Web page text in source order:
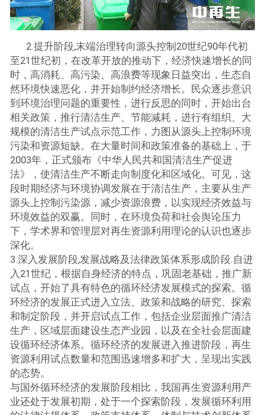
2.提升阶段,末端治理转向源头控制20世纪90年代初
至21世纪初，在改革开放的推动下，经济快速增长的同
时，高消耗、高污染、高浪费等现象日益突出，生态自
然环境快速恶化，并开始制约经济增长。民众逐步意识
到环境治理问题的重要性，进行反思的同时，开始出台
相关政策，推行清洁生产、节能减耗，进行有组织、大
规模的清洁生产试点示范工作，力图从源头上控制环境
污染和资源短缺。在大量时间和政策准备的基础上，于
2003年，正式颁布《中华人民共和国清洁生产促进
法》，使清洁生产不断走向制度化和区域化。可见，这
段时期经济与环境协调发展在于清洁生产，主要从生产
源头上控制污染源，减少资源浪费，以实现经济效益与
环境效益的双赢。同时，在环境负荷和社会舆论压力
下，学术界和管理层对再生资源利用理论的认识也逐步
深化。
3.深入发展阶段,发展战略及法律政策体系形成阶段.自进
入21世纪，根据自身经济的特点，巩固老基础，推广新
试点，开始了具有特色的循环经济发展模式的探索。循
环经济的发展正式进入立法、政策和战略的研究、探索
和制定阶段，并开启试点工作，包括企业层面推广清洁
生产，区域层面建设生态产业园，以及在全社会层面建
设循环经济体系。循环经济的发展进入推进阶段，再生
资源利用试点数量和范围迅速增多和扩大，呈现出实践
的态势。
与国外循环经济的发展阶段相比，我国再生资源利用产
业还处于发展初期，处于一个探索阶段，发展循环利用